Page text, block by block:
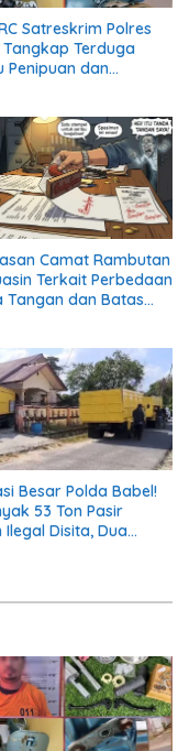
Satreskrim Polres
Terduga
Penipuan dan
Camat Rambutan
Terkait Perbedaan
Tangan dan Batas
Besar Polda Babel!
53 Ton Pasir
Ilegal Disita, Dua